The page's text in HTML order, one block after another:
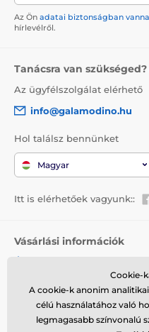
Az Ön adatai biztonságban
hírlevélről.
Tanácsra van szükséged?
Az ügyfélszolgálat elérhető
info@galamodino.hu
Hol találsz bennünket
Magyar
Itt is elérhetőek vagyunk::
Vásárlási információk
Szállítás
Visszaküldés és reklamáció
Cookie-
A cookie-k anonim
célú használatához való
legmagasabb színvonalú